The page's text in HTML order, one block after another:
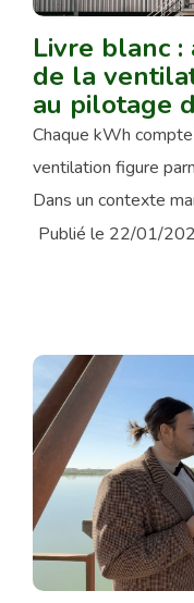
Livre blanc
de la
au pilotage
Chaque kWh
ventilation figure
Dans un contexte
Publié le 22/01/